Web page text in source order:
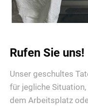
Rufen Sie uns!
Unser geschultes
für jegliche
dem Arbeitsplatz